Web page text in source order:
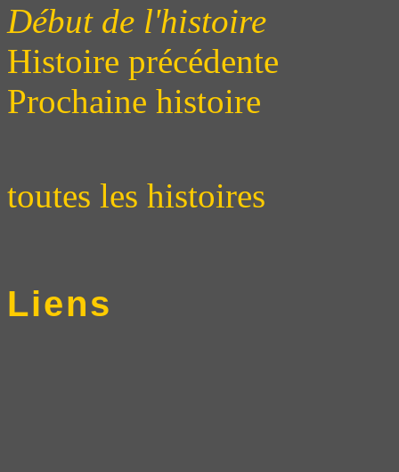
Début de l'histoire
Histoire précédente
Prochaine histoire
toutes les histoires
Liens